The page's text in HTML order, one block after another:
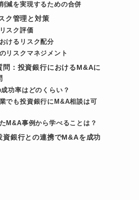
減を実現するための合併
ク管理と対策
スク評価
けるリスク配分
リスクマネジメント
問：投資銀行におけるM&Aに
功率はどのくらい？
でも投資銀行にM&A相談は可
M&A事例から学べることは？
資銀行との連携でM&Aを成功